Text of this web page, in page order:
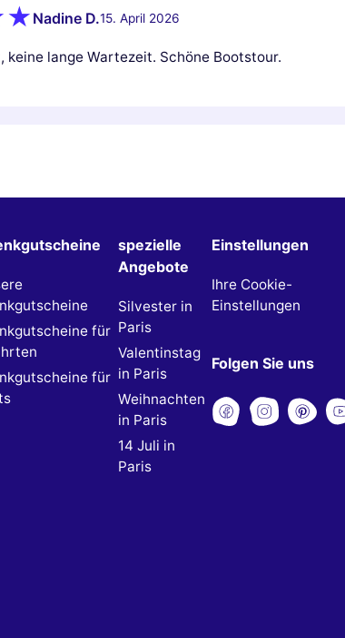
Nadine D.15. April 2026
keine lange Wartezeit. Schöne Bootstour.
für
für
spezielle
Angebote
Silvester in
Paris
Valentinstag
in Paris
Weihnachten
in Paris
14 Juli in
Paris
Einstellungen
Ihre Cookie-
Einstellungen
Folgen Sie uns